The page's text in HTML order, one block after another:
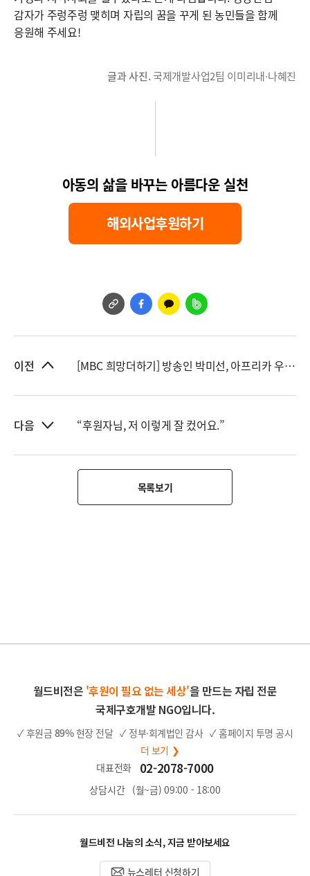
감자가 주렁주렁 맺히며 자립의 꿈을 꾸게 된 농민들을 함께
응원해 주세요!
글과 사진.국제개발사업2팀 이미리내∙나혜진
아동의 삶을 바꾸는 아름다운 실천
해외사업후원하기
이전 [MBC 희망더하기] 방송인 박미선, 아프리카 우간다 아이들과 다시 만나다
다음 “후원자님, 저 이렇게 잘 컸어요.”
목록보기
월드비전은 '후원이 필요 없는 세상'을 만드는 자립 전문
국제구호개발 NGO입니다.
✓ 후원금 89%현장 전달 ✓ 정부·회계법인 감사 ✓ 홈페이지 투명 공시
더 보기 ❯
대표전화
02-2078-7000
상담시간 (월~금) 09:00 - 18:00
월드비전 나눔의 소식, 지금 받아보세요
뉴스레터 신청하기